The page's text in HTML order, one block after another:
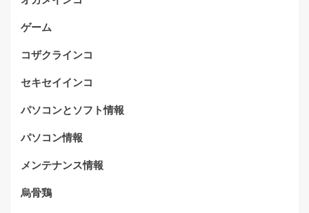
ゲーム
コザクラインコ
セキセイインコ
パソコンとソフト情報
パソコン情報
メンテナンス情報
烏骨鶏